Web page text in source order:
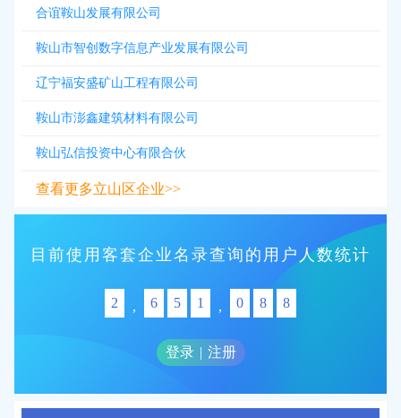
合谊鞍山发展有限公司
鞍山市智创数字信息产业发展有限公司
辽宁福安盛矿山工程有限公司
鞍山市澎鑫建筑材料有限公司
鞍山弘信投资中心有限合伙
查看更多立山区企业>>
目前使用客套企业名录查询的用户人数统计
2 , 6 5 1 , 0 8 8
登录 | 注册